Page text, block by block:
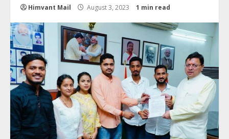
Himvant Mail August 3, 2023 1 min read